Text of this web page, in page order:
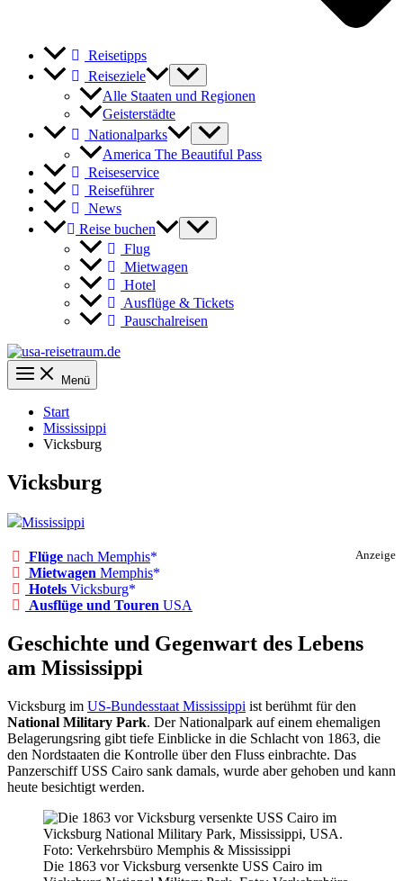
Reisetipps
Reiseziele
Alle Staaten und Regionen
Geisterstädte
Nationalparks
America The Beautiful Pass
Reiseservice
Reiseführer
News
Reise buchen
Flug
Mietwagen
Hotel
Ausflüge & Tickets
Pauschalreisen
Menü
Start
Mississippi
Vicksburg
Vicksburg
Mississippi
Anzeige
Flüge nach Memphis
Mietwagen Memphis
Hotels Vicksburg
Ausflüge und Touren USA
Geschichte und Gegenwart des Lebens
am Mississippi
Vicksburg im US-Bundesstaat Mississippi ist berühmt für den
National Military Park. Der Nationalpark auf einem ehemaligen
Belagerungsring gibt tiefe Einblicke in die Schlacht von 1863, die
den Nordstaaten die Kontrolle über den Fluss einbrachte. Das
Panzerschiff USS Cairo sank damals, wurde aber gehoben und kann
heute besichtigt werden.
Die 1863 vor Vicksburg versenkte USS Cairo im